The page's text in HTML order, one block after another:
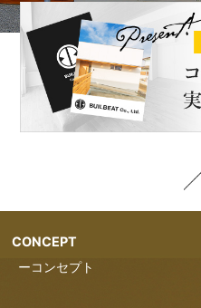
CONCEPT
ーコンセプト